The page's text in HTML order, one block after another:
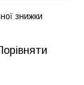
знижки